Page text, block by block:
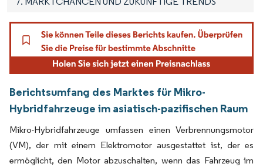
Berichtsumfang des Marktes für Mikro-
Hybridfahrzeuge im asiatisch-pazifischen Raum
Mikro-Hybridfahrzeuge umfassen einen Verbrennungsmotor
(VM), der mit einem Elektromotor ausgestattet ist, der es
ermöglicht, den Motor abzuschalten, wenn das Fahrzeug im